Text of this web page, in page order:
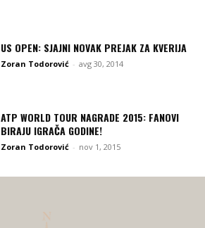
US OPEN: SJAJNI NOVAK PREJAK ZA KVERIJA
Zoran Todorović - avg 30, 2014
ATP WORLD TOUR NAGRADE 2015: FANOVI
BIRAJU IGRAČA GODINE!
Zoran Todorović - nov 1, 2015